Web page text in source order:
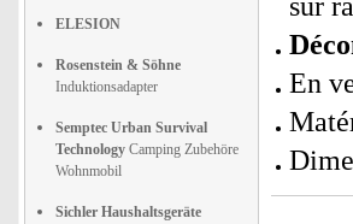
ELESION
Rosenstein & Söhne
Induktionsadapter
Semptec Urban Survival
Technology Camping Zubehöre
Wohnmobil
Sichler Haushaltsgeräte
En